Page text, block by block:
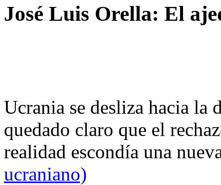
José Luis Orella: El
Ucrania se desliza hacia
quedado claro que el
realidad escondía una
ucraniano)